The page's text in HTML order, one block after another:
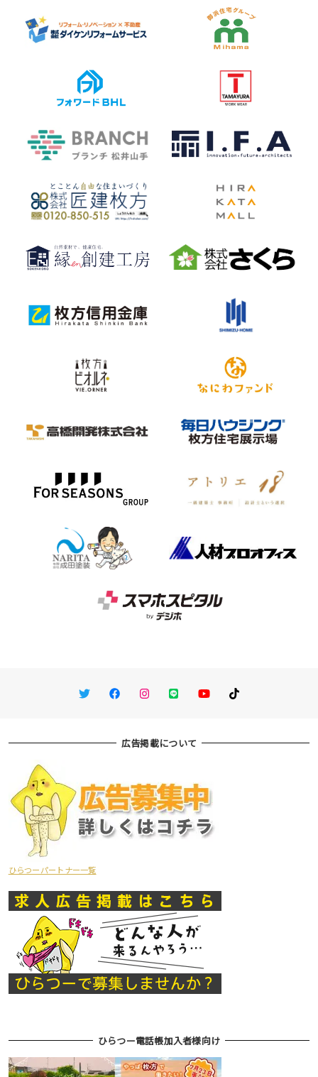
TwitterFacebookInstagram
LINE You TubeTikTok
広告掲載について
ひらつーパートナー一覧
ひらつー電話帳加入者様向け